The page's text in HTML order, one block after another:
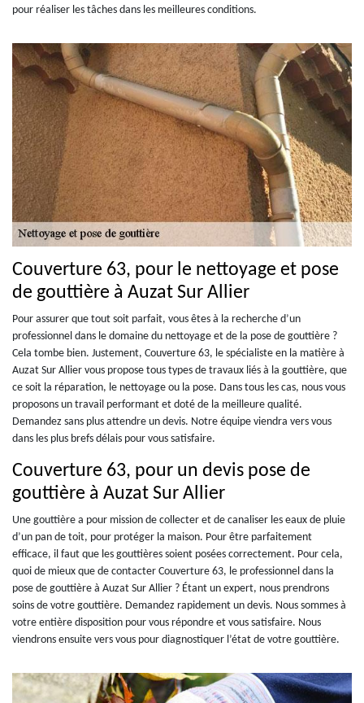
pour réaliser les tâches dans les meilleures conditions.
Couverture 63, pour le nettoyage et pose
de gouttière à Auzat Sur Allier
Pour assurer que tout soit parfait, vous êtes à la recherche d’un
professionnel dans le domaine du nettoyage et de la pose de gouttière ?
Cela tombe bien. Justement, Couverture 63, le spécialiste en la matière à
Auzat Sur Allier vous propose tous types de travaux liés à la gouttière, que
ce soit la réparation, le nettoyage ou la pose. Dans tous les cas, nous vous
proposons un travail performant et doté de la meilleure qualité.
Demandez sans plus attendre un devis. Notre équipe viendra vers vous
dans les plus brefs délais pour vous satisfaire.
Couverture 63, pour un devis pose de
gouttière à Auzat Sur Allier
Une gouttière a pour mission de collecter et de canaliser les eaux de pluie
d’un pan de toit, pour protéger la maison. Pour être parfaitement
efficace, il faut que les gouttières soient posées correctement. Pour cela,
quoi de mieux que de contacter Couverture 63, le professionnel dans la
pose de gouttière à Auzat Sur Allier ? Étant un expert, nous prendrons
soins de votre gouttière. Demandez rapidement un devis. Nous sommes à
votre entière disposition pour vous répondre et vous satisfaire. Nous
viendrons ensuite vers vous pour diagnostiquer l’état de votre gouttière.